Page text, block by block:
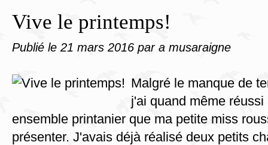
Vive le printemps!
Publié le 21 mars 2016 par a musaraigne
Malgré le manque de
j'ai quand même
ensemble printanier que ma petite miss
présenter. J'avais déjà réalisé deux petits